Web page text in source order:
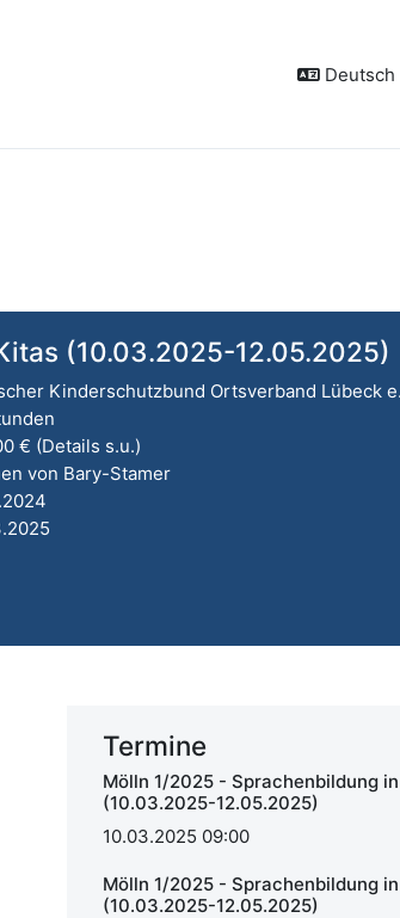
Deutsch
(10.03.2025-12.05.2025)
Kinderschutzbund Ortsverband Lübeck
€ (Details s.u.)
von Bary-Stamer
Termine
Mölln 1/2025 - Sprachenbildung
(10.03.2025-12.05.2025)
10.03.2025 09:00
Mölln 1/2025 - Sprachenbildung
(10.03.2025-12.05.2025)